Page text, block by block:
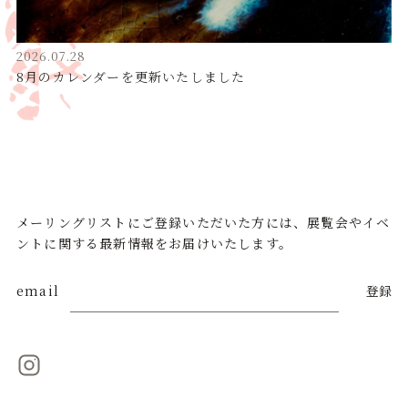
2026.07.28
8月のカレンダーを更新いたしました
メーリングリストにご登録いただいた方には、展覧会やイベ
ントに関する最新情報をお届けいたします。
email 登録